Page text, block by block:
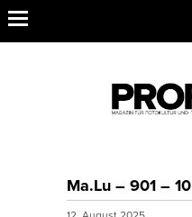
Ma.Lu – 901 – 10